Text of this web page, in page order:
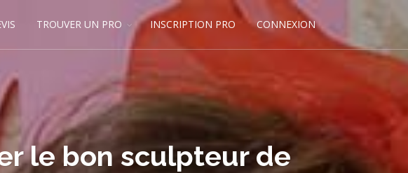
TROUVER UN PRO INSCRIPTION PRO CONNEXION
le bon sculpteur de